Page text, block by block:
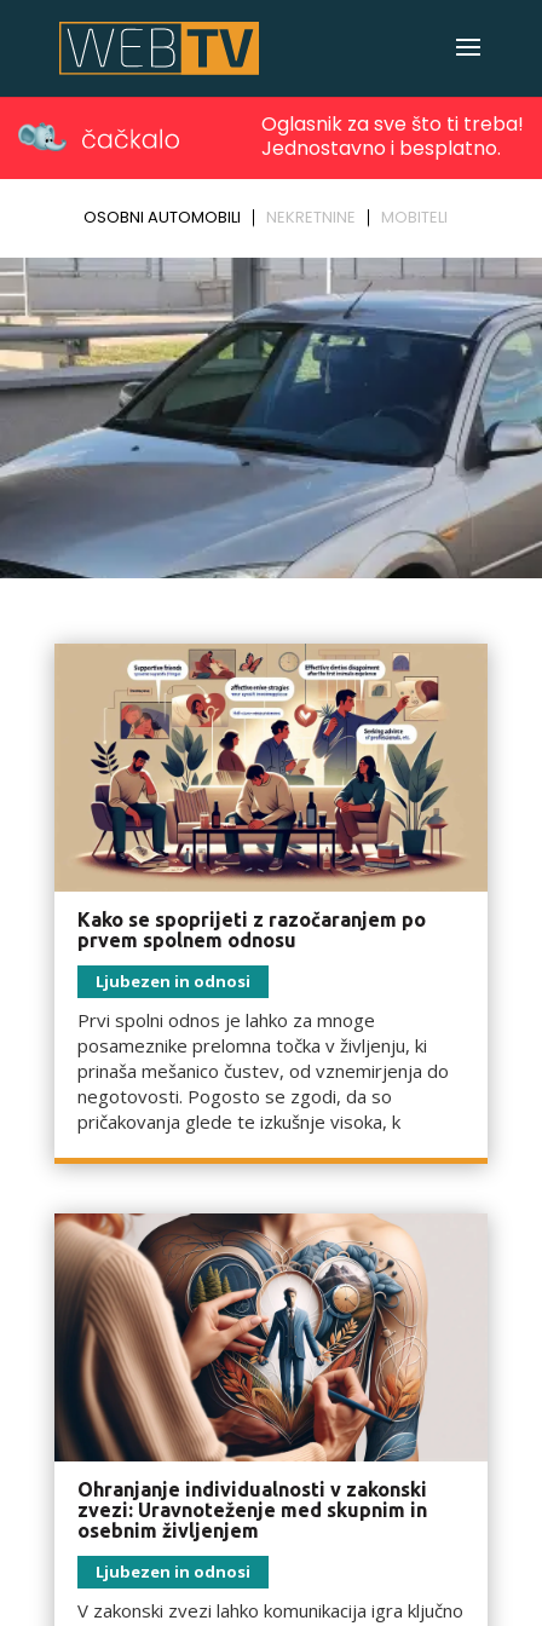
Kako se spoprijeti z razočaranjem po
prvem spolnem odnosu
Ljubezen in odnosi
Prvi spolni odnos je lahko za mnoge
posameznike prelomna točka v življenju, ki
prinaša mešanico čustev, od vznemirjenja do
negotovosti. Pogosto se zgodi, da so
pričakovanja glede te izkušnje visoka, k
Ohranjanje individualnosti v zakonski
zvezi: Uravnoteženje med skupnim in
osebnim življenjem
Ljubezen in odnosi
V zakonski zvezi lahko komunikacija igra ključno